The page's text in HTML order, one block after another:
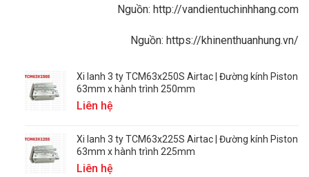
Nguồn: http://vandientuchinhhang.com
Nguồn: https://khinenthuanhung.vn/
Xi lanh 3 ty TCM63x250S Airtac | Đường kính Piston
63mm x hành trình 250mm
Liên hệ
Xi lanh 3 ty TCM63x225S Airtac | Đường kính Piston
63mm x hành trình 225mm
Liên hệ